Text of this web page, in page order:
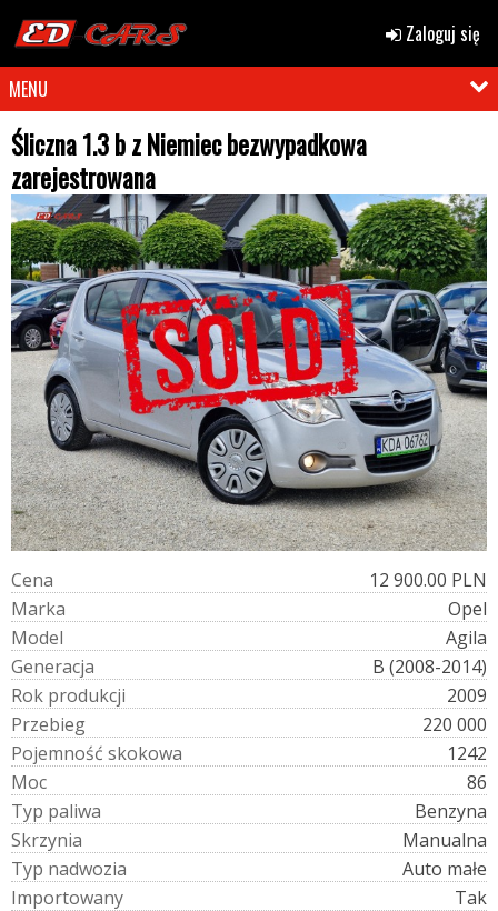
Zaloguj się
MENU
Śliczna 1.3 b z Niemiec bezwypadkowa
zarejestrowana
Cena
12 900.00 PLN
Marka
Opel
Model
Agila
Generacja
B (2008-2014)
Rok produkcji
2009
Przebieg
220 000
Pojemność skokowa
1242
Moc
86
Typ paliwa
Benzyna
Skrzynia
Manualna
Typ nadwozia
Auto małe
Importowany
Tak